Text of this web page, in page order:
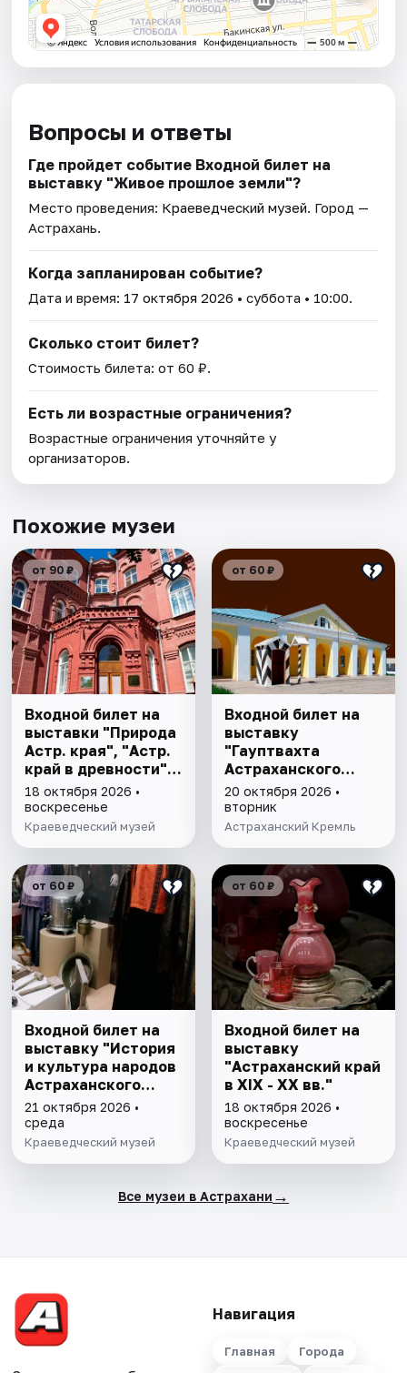
Вопросы и ответы
Где пройдет событие Входной билет на
выставку "Живое прошлое земли"?
Место проведения: Краеведческий музей. Город —
Астрахань.
Когда запланирован событие?
Дата и время: 17 октября 2026 • суббота • 10:00.
Сколько стоит билет?
Стоимость билета: от 60 ₽.
Есть ли возрастные ограничения?
Возрастные ограничения уточняйте у
организаторов.
Похожие музеи
от 90 ₽
Входной билет на
выставки "Природа
Астр. края", "Астр.
край в древности",
"Заселение Астр.
края"
18 октября 2026 •
воскресенье
Краеведческий музей
от 60 ₽
Входной билет на
выставку
"Гауптвахта
Астраханского
гарнизона. XIX в."
20 октября 2026 •
вторник
Астраханский Кремль
от 60 ₽
Входной билет на
выставку "История
и культура народов
Астраханского
края"
21 октября 2026 •
среда
Краеведческий музей
от 60 ₽
Входной билет на
выставку
"Астраханский край
в XIX - XX вв."
18 октября 2026 •
воскресенье
Краеведческий музей
Все музеи в Астрахани →
Навигация
Главная
Города